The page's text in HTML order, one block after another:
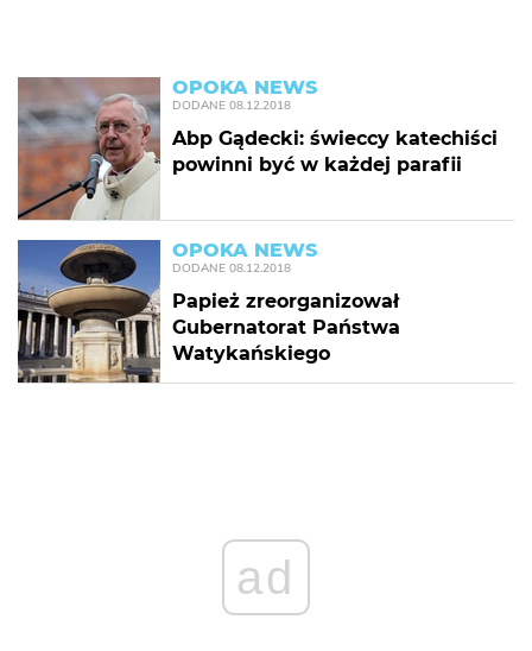
OPOKA NEWS
DODANE 08.12.2018
Abp Gądecki: świeccy katechiści
powinni być w każdej parafii
OPOKA NEWS
DODANE 08.12.2018
Papież zreorganizował
Gubernatorat Państwa
Watykańskiego
ad